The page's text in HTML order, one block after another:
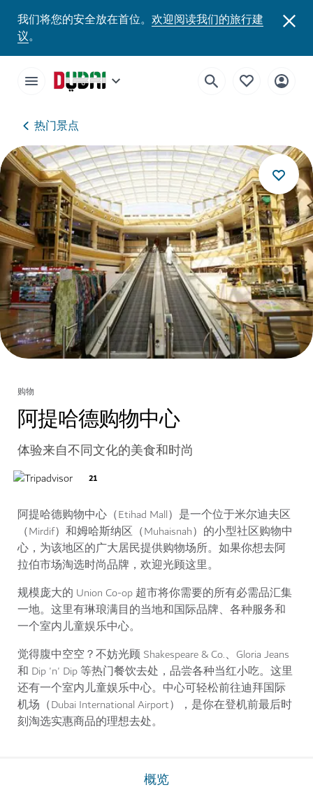
我们将您的安全放在首位。 欢迎阅读我们的旅行建
议。
热门景点
购物
阿提哈德购物中心
体验来自不同文化的美食和时尚
21
阿提哈德购物中心（Etihad Mall）是一个位于米尔迪夫区
（Mirdif）和姆哈斯纳区（Muhaisnah）的小型社区购物中
心，为该地区的广大居民提供购物场所。如果你想去阿
拉伯市场淘选时尚品牌，欢迎光顾这里。
规模庞大的 Union Co-op 超市将你需要的所有必需品汇集
一地。这里有琳琅满目的当地和国际品牌、各种服务和
一个室内儿童娱乐中心。
觉得腹中空空？不妨光顾 Shakespeare & Co.、Gloria Jeans
和 Dip 'n' Dip 等热门餐饮去处，品尝各种当红小吃。这里
还有一个室内儿童娱乐中心。中心可轻松前往迪拜国际
机场（Dubai International Airport），是你在登机前最后时
刻淘选实惠商品的理想去处。
概览